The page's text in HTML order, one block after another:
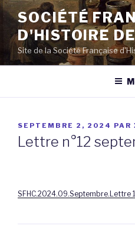
Aller
au
contenu
principal
SOCIÉTÉ
D'HISTOIRE
Site de la Société Française
PUBLIÉ
LE
SEPTEMBRE 2, 2024 PAR
Lettre n°12
SFHC.2024.09.Septembre.Lettre